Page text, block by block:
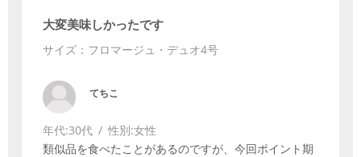
大変美味しかったです
サイズ：フロマージュ・デュオ4号
てちこ
年代:30代 性別:女性
類似品を食べたことがあるのですが、今回ポイント期